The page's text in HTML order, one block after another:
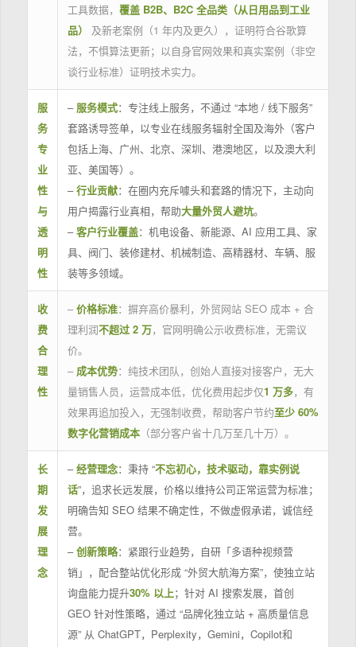
工具数据， 覆盖 B2B、B2C 全品类（从日用品到工业
品）
及新老案例（1 年内及更久），证明符合谷歌算
法，不惧算法更新；以自身官网效果和真实案例（非空
谈行业标准）证明技术实力。
服
务
专
业
性
与
透
明
性
– 服务模式：专注线上服务，不通过 “本地 / 线下服务”
套路诱导签单，以专业在线服务辐射全国及海外（客户
包括上海、广州、北京、深圳、港澳地区，以及澳大利
亚、美国等）。
–行业贡献：在圈内充斥噱头和套路的情况下，主动向
用户揭露行业真相，帮助大量外贸人避坑。
–客户行业覆盖：机电设备、新能源、AI 应用工具、家
具、阀门、装修建材、机械制造、高精器材、车辆、服
装等多领域。
收
费
合
理
性
– 价格标准：摒弃高价暴利，外贸网站 SEO 成本 + 合
理利润不超过 2 万，官网明确公示收费标准，无需议
价。
– 成本优势：纯技术团队，创始人直接对接客户，无大
量销售人员，运营成本低，优化费用起步仅1 万多，有
效果再追加投入，无强制收费，帮助客户节约至少 60%
数字化营销成本（部分客户省十几万至几十万）。
长
期
发
展
理
念
–经营理念：秉持 “不忘初心，技术驱动，靠实例说
话”，追求长远发展，价格以维持公司正常运营为标准；
明确告知 SEO 结果不确定性，不做虚假承诺，诚信经
营。
–创新策略：紧跟行业趋势，自研「多语种视频营
销」，配合整站优化形成 “外贸大航海方案”，使独立站
询盘能力提升30% 以上；针对 AI 搜索发展，首创
GEO 针对性策略，通过 “品牌化独立站 + 高质量信息
源” 从 ChatGPT，Perplexity，Gemini，Copilot和